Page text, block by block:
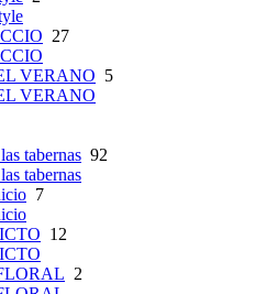
27
VERANO 5
VERANO
tabernas 92
tabernas
7
12
2